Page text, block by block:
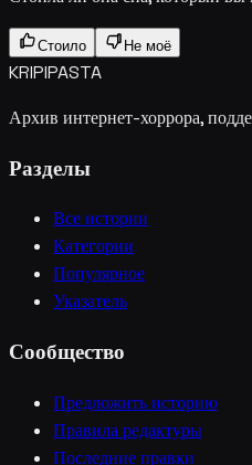
Стоило Не моё
KRIPIPASTA
Архив интернет-хоррора,
Разделы
Все истории
Категории
Популярное
Указатель
Сообщество
Предложить историю
Правила редактуры
Последние правки